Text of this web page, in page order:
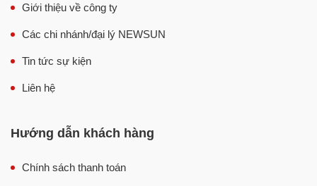
Giới thiệu về công ty
Các chi nhánh/đại lý NEWSUN
Tin tức sự kiện
Liên hệ
Hướng dẫn khách hàng
Chính sách thanh toán